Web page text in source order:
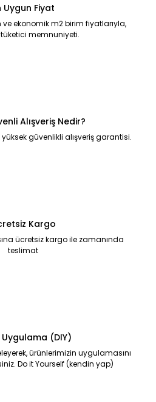
Uygun Fiyat
ve ekonomik m2 birim fiyatlarıyla,
memnuniyeti.
Alışveriş Nedir?
yüksek güvenlikli alışveriş garantisi.
Kargo
ücretsiz kargo ile zamanında
teslimat
(DIY)
ürünlerimizin uygulamasını
Do it Yourself (kendin yap)